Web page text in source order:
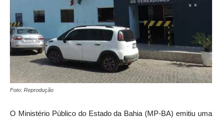
Foto: Reprodução
O Ministério Público do Estado da Bahia (MP-BA) emitiu uma